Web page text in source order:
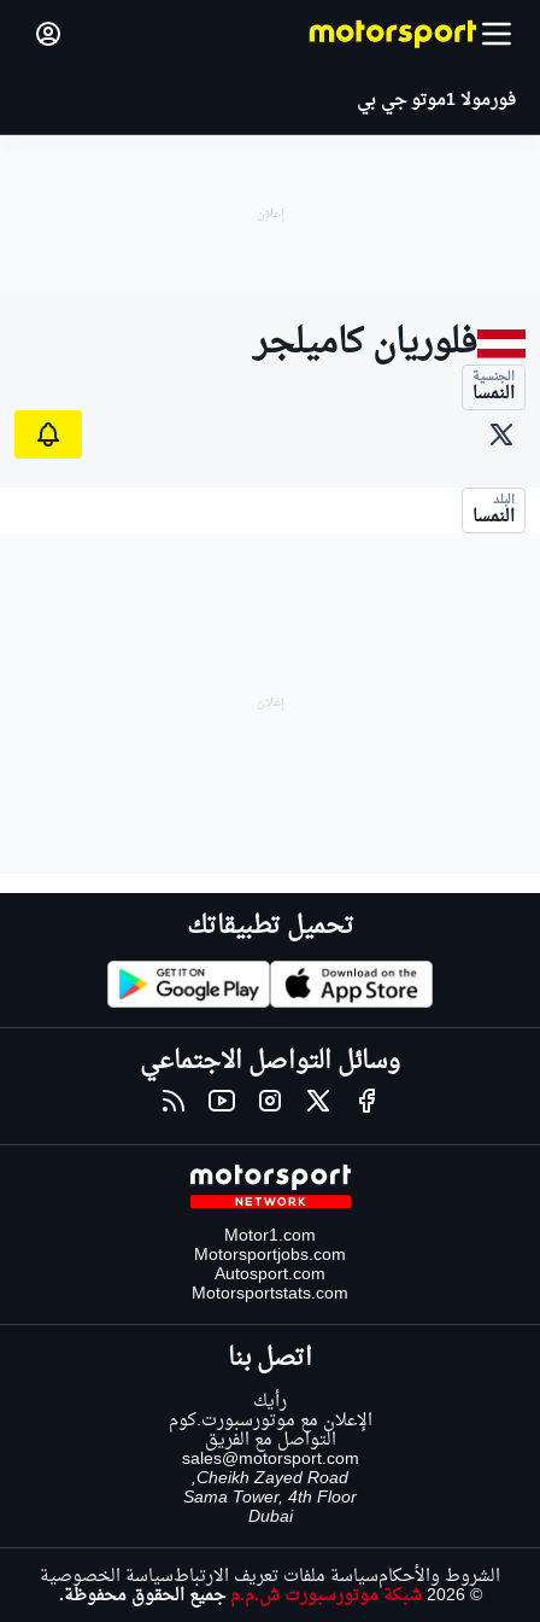
فورمولا 1 موتو جي بي
فلوريان كاميلجر
الجنسية
النمسا
البلد
النمسا
تحميل تطبيقاتك
وسائل التواصل الاجتماعي
Motor1.com
Motorsportjobs.com
Autosport.com
Motorsportstats.com
اتصل بنا
رأيك
الإعلان مع موتورسبورت.كوم
التواصل مع الفريق
sales@motorsport.com
Cheikh Zayed Road,
Sama Tower, 4th Floor
Dubai
© 2026 شبكة موتورسبورت ش.م.م جميع الحقوق محفوظة.
الشروط والأحكامسياسة ملفات تعريف الارتباطسياسة الخصوصية